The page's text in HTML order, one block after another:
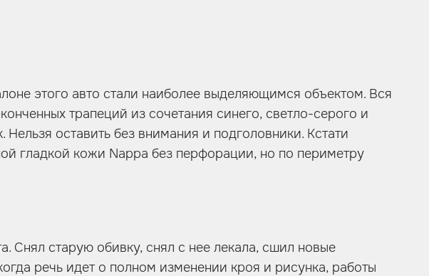
этого авто стали наиболее выделяющимся объектом. Вся
трапеций из сочетания синего, светло-серого и
оставить без внимания и подголовники. Кстати
гладкой кожи Nappa без перфорации, но по периметру
Снял старую обивку, снял с нее лекала, сшил новые
речь идет о полном изменении кроя и рисунка, работы